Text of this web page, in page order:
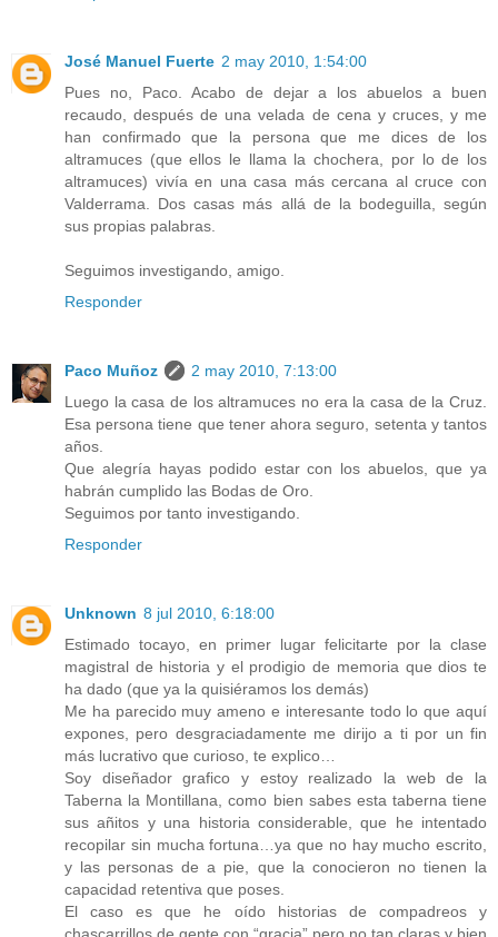
José Manuel Fuerte 2 may 2010, 1:54:00
Pues no, Paco. Acabo de dejar a los abuelos a buen
recaudo, después de una velada de cena y cruces, y me
han confirmado que la persona que me dices de los
altramuces (que ellos le llama la chochera, por lo de los
altramuces) vivía en una casa más cercana al cruce con
Valderrama. Dos casas más allá de la bodeguilla, según
sus propias palabras.
Seguimos investigando, amigo.
Responder
Paco Muñoz
2 may 2010, 7:13:00
Luego la casa de los altramuces no era la casa de la Cruz.
Esa persona tiene que tener ahora seguro, setenta y tantos
años.
Que alegría hayas podido estar con los abuelos, que ya
habrán cumplido las Bodas de Oro.
Seguimos por tanto investigando.
Responder
Unknown 8 jul 2010, 6:18:00
Estimado tocayo, en primer lugar felicitarte por la clase
magistral de historia y el prodigio de memoria que dios te
ha dado (que ya la quisiéramos los demás)
Me ha parecido muy ameno e interesante todo lo que aquí
expones, pero desgraciadamente me dirijo a ti por un fin
más lucrativo que curioso, te explico…
Soy diseñador grafico y estoy realizado la web de la
Taberna la Montillana, como bien sabes esta taberna tiene
sus añitos y una historia considerable, que he intentado
recopilar sin mucha fortuna…ya que no hay mucho escrito,
y las personas de a pie, que la conocieron no tienen la
capacidad retentiva que poses.
El caso es que he oído historias de compadreos y